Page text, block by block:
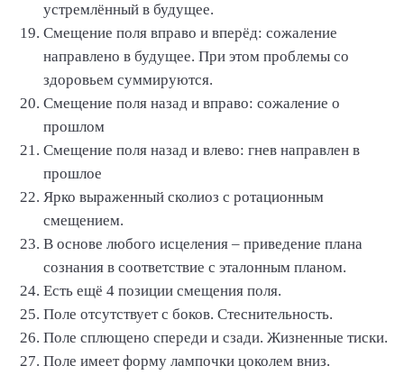
устремлённый в будущее.
Смещение поля вправо и вперёд: сожаление
направлено в будущее. При этом проблемы со
здоровьем суммируются.
Смещение поля назад и вправо: сожаление о
прошлом
Смещение поля назад и влево: гнев направлен в
прошлое
Ярко выраженный сколиоз с ротационным
смещением.
В основе любого исцеления – приведение плана
сознания в соответствие с эталонным планом.
Есть ещё 4 позиции смещения поля.
Поле отсутствует с боков. Стеснительность.
Поле сплющено спереди и сзади. Жизненные тиски.
Поле имеет форму лампочки цоколем вниз.